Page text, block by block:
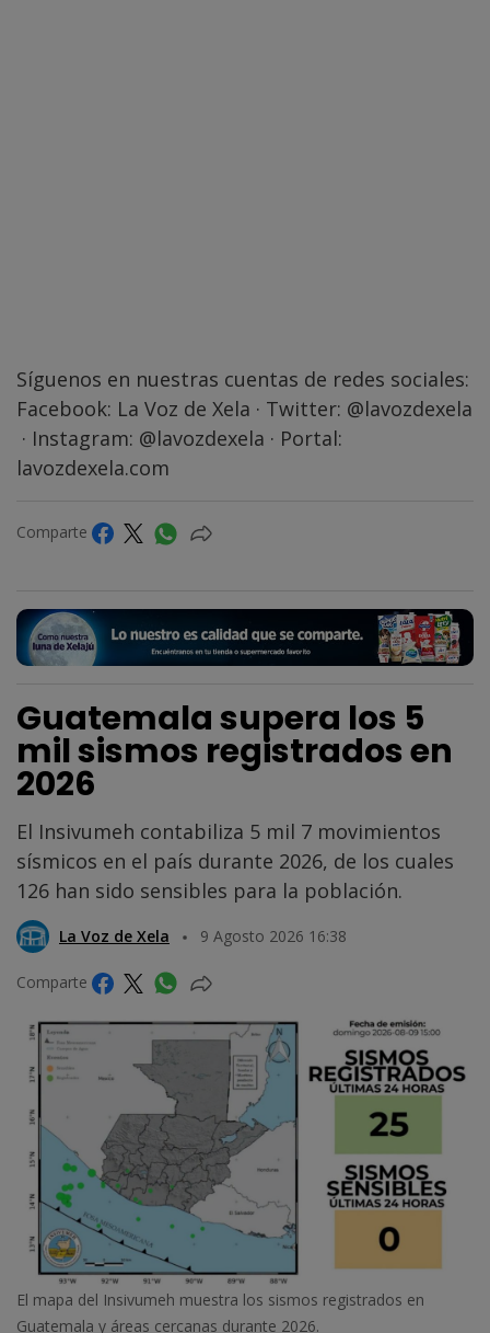
Síguenos en nuestras cuentas de redes sociales:
Facebook: La Voz de Xela · Twitter: @lavozdexela
· Instagram: @lavozdexela · Portal:
lavozdexela.com
Comparte
Guatemala supera los 5
mil sismos registrados en
2026
El Insivumeh contabiliza 5 mil 7 movimientos
sísmicos en el país durante 2026, de los cuales
126 han sido sensibles para la población.
La Voz de Xela 9 Agosto 2026 16:38
Comparte
El mapa del Insivumeh muestra los sismos registrados en
Guatemala y áreas cercanas durante 2026.